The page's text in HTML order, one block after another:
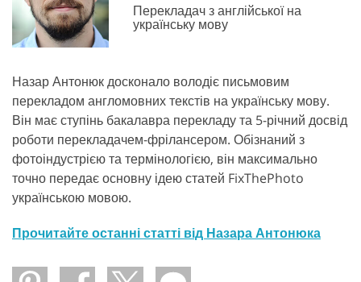
Перекладач з англійської на
українську мову
Назар Антонюк досконало володіє письмовим
перекладом англомовних текстів на українську мову.
Він має ступінь бакалавра перекладу та 5-річний досвід
роботи перекладачем-фрілансером. Обізнаний з
фотоіндустрією та термінологією, він максимально
точно передає основну ідею статей FixThePhoto
українською мовою.
Прочитайте останні статті від Назара Антонюка